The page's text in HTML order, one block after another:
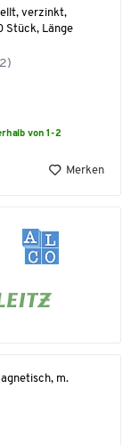
verzinkt,
Stück, Länge
von 1-2
Merken
m.